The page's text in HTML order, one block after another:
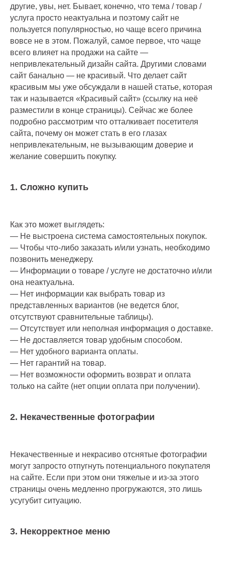
другие, увы, нет. Бывает, конечно, что тема / товар /
услуга просто неактуальна и поэтому сайт не
пользуется популярностью, но чаще всего причина
вовсе не в этом. Пожалуй, самое первое, что чаще
всего влияет на продажи на сайте —
непривлекательный дизайн сайта. Другими словами
сайт банально — не красивый. Что делает сайт
красивым мы уже обсуждали в нашей статье, которая
так и называется «Красивый сайт» (ссылку на неё
разместили в конце страницы). Сейчас же более
подробно рассмотрим что отталкивает посетителя
сайта, почему он может стать в его глазах
непривлекательным, не вызывающим доверие и
желание совершить покупку.
1. Сложно купить
Как это может выглядеть:
— Не выстроена система самостоятельных покупок.
— Чтобы что-либо заказать и/или узнать, необходимо
позвонить менеджеру.
— Информации о товаре / услуге не достаточно и/или
она неактуальна.
— Нет информации как выбрать товар из
представленных вариантов (не ведется блог,
отсутствуют сравнительные таблицы).
— Отсутствует или неполная информация о доставке.
— Не доставляется товар удобным способом.
— Нет удобного варианта оплаты.
— Нет гарантий на товар.
— Нет возможности оформить возврат и оплата
только на сайте (нет опции оплата при получении).
2. Некачественные фотографии
Некачественные и некрасиво отснятые фотографии
могут запросто отпугнуть потенциального покупателя
на сайте. Если при этом они тяжелые и из-за этого
страницы очень медленно прогружаются, это лишь
усугубит ситуацию.
3. Некорректное меню